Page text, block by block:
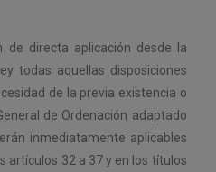
de directa aplicación desde la
todas aquellas disposiciones
de la previa existencia o
de Ordenación adaptado
inmediatamente aplicables
artículos 32 a 37 y en los títulos